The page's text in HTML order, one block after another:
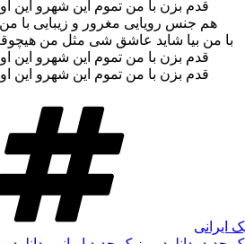
قدم بزن با من تموم این شهرو این
هم جنس رویایی مغرور و زیبایی با من
با من بیا شاید عاشق شی مثل من
قدم بزن با من تموم این شهرو این
قدم بزن با من تموم این شهرو این
ایرانی